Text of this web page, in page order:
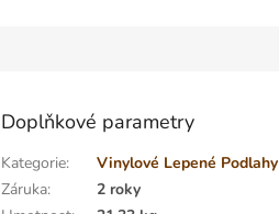
Doplňkové parametry
Kategorie:
Vinylové Lepené Podlahy
Záruka:
2 roky